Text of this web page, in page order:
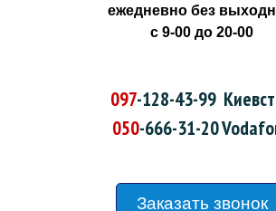
ежедневно без
с 9-00 до 20-00
097-128-43-99
050-666-31-20
Заказать звонок